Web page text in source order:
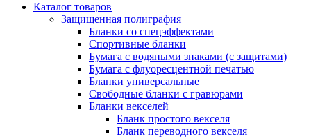
Каталог товаров
Защищенная полиграфия
Бланки со спецэффектами
Спортивные бланки
Бумага с водяными знаками (с защитами)
Бумага с флуоресцентной печатью
Бланки универсальные
Свободные бланки с гравюрами
Бланки векселей
Бланк простого векселя
Бланк переводного векселя